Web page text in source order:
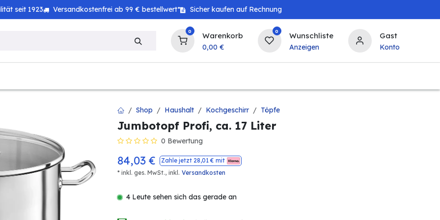
seit 1923 Versandkostenfrei ab 99 € bestellwert* Sicher kaufen auf Rechnung
0 Warenkorb
0,00 €
0 Wunschliste
Anzeigen
Gast
Konto
Shop Haushalt Kochgeschirr Töpfe
Jumbotopf Profi, ca. 17 Liter
0 Bewertung
84,03 € Zahle jetzt 28,01€ mit
* inkl. ges. MwSt., inkl. Versandkosten
4 Leute sehen sich das gerade an